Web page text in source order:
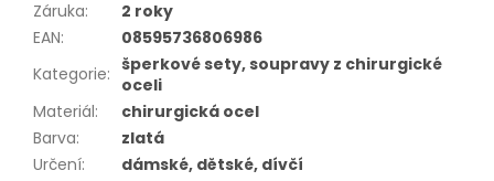
Záruka:
2 roky
EAN:
08595736806986
Kategorie: šperkové sety, soupravy z chirurgické
oceli
Materiál:
chirurgická ocel
Barva:
zlatá
Určení:
dámské, dětské, dívčí